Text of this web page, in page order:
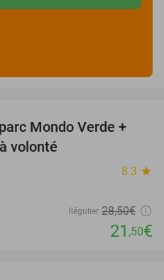
25%
Mondo Verde +
volonté
8.3 star
Régulier 28,50€
21 ,50€